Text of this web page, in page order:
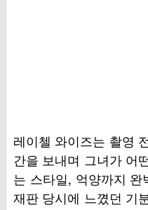
레이첼 와이즈는 촬영
간을 보내며 그녀가 어
는 스타일, 억양까지 완
재판 당시에 느꼈던 기